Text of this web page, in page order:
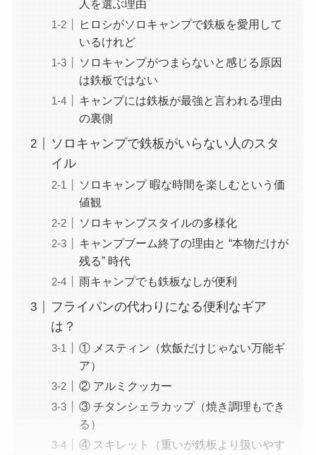
人を選ぶ理由
ヒロシがソロキャンプで鉄板を愛用して
いるけれど
ソロキャンプがつまらないと感じる原因
は鉄板ではない
キャンプには鉄板が最強と言われる理由
の裏側
ソロキャンプで鉄板がいらない人のスタ
イル
ソロキャンプ 暇な時間を楽しむという価
値観
ソロキャンプスタイルの多様化
キャンプブーム終了の理由と “本物だけが
残る” 時代
雨キャンプでも鉄板なしが便利
フライパンの代わりになる便利なギア
は？
① メスティン（炊飯だけじゃない万能ギ
ア）
② アルミクッカー
③ チタンシェラカップ（焼き調理もでき
る）
④ スキレット（重いが鉄板より扱いやす